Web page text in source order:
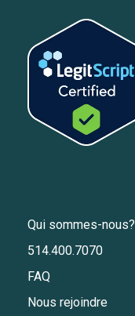
Qui sommes-nous?
514.400.7070
FAQ
Nous rejoindre